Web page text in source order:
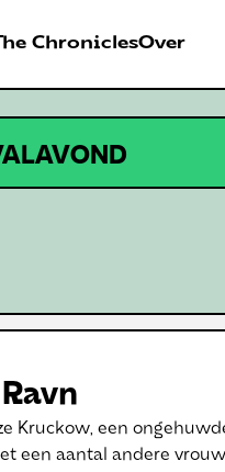
ChroniclesOver
Kruckow, een
een aantal andere